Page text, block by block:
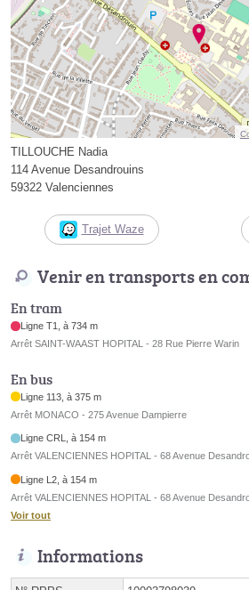
TILLOUCHE Nadia
114 Avenue Desandrouins
59322 Valenciennes
Trajet Waze
Venir en transports en
En tram
Ligne T1, à 734 m
Arrêt SAINT-WAAST HOPITAL - 28 Rue Pierre Warin
En bus
Ligne 113, à 375 m
Arrêt MONACO - 275 Avenue Dampierre
Ligne CRL, à 154 m
Arrêt VALENCIENNES HOPITAL - 68 Avenue
Ligne L2, à 154 m
Arrêt VALENCIENNES HOPITAL - 68 Avenue
Voir tout
Informations